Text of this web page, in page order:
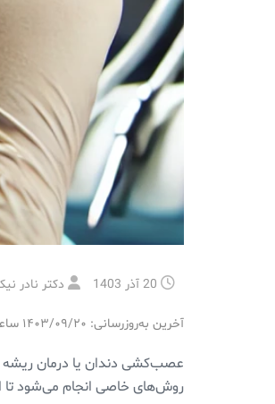
20 آذر 1403 دکتر نادر
آخرین به‌روزرسانی: ۱۴۰۳/۰۹/۲۰ ساعت ۰۳:۲۷
عصب‌کشی دندان یا درمان ریشه
روش‌های خاصی انجام می‌شود تا